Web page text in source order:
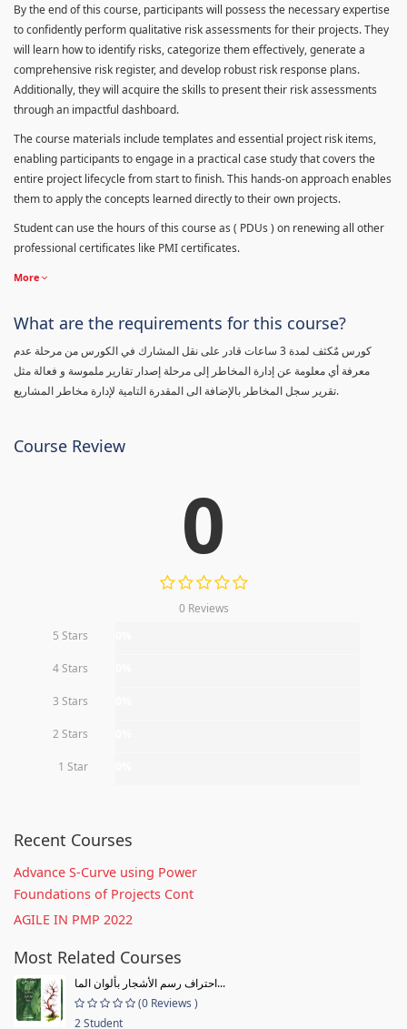
By the end of this course, participants will possess the necessary expertise
to confidently perform qualitative risk assessments for their projects. They
will learn how to identify risks, categorize them effectively, generate a
comprehensive risk register, and develop robust risk response plans.
Additionally, they will acquire the skills to present their risk assessments
through an impactful dashboard.
The course materials include templates and essential project risk items,
enabling participants to engage in a practical case study that covers the
entire project lifecycle from start to finish. This hands-on approach enables
them to apply the concepts learned directly to their own projects.
Student can use the hours of this course as ( PDUs ) on renewing all other
professional certificates like PMI certificates.
More
What are the requirements for this course?
كورس مٌكثف لمدة 3 ساعات قادر على نقل المشارك في الكورس من مرحلة عدم
معرفة أي معلومة عن إدارة المخاطر إلى مرحلة إصدار تقارير ملموسة و فعالة مثل
تقرير سجل المخاطر بالإضافة الى المقدرة التامية لإدارة مخاطر المشاريع.
Course Review
0
0 Reviews
5 Stars
4 Stars
3 Stars
2 Stars
1 Star
Recent Courses
Advance S-Curve using Power
Foundations of Projects Cont
AGILE IN PMP 2022
Most Related Courses
احتراف رسم الأشجار بألوان الما...
(0 Reviews )
2 Student